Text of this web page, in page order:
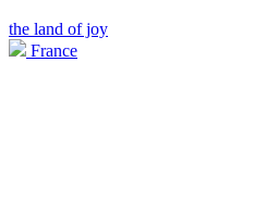
the land of joy
France